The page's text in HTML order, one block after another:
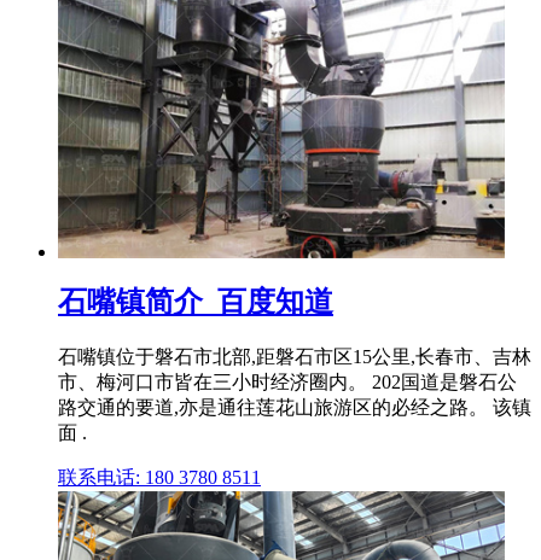
石嘴镇简介_百度知道
石嘴镇位于磐石市北部,距磐石市区15公里,长春市、吉林
市、梅河口市皆在三小时经济圈内。 202国道是磐石公
路交通的要道,亦是通往莲花山旅游区的必经之路。 该镇
面 .
联系电话: 180 3780 8511